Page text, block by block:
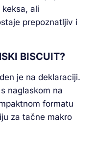
ali
prepoznatljiv i
BISCUIT?
je na deklaraciji.
naglaskom na
formatu
za tačne makro